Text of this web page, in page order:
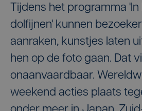
Tijdens het programma
dolfijnen' kunnen
aanraken, kunstjes laten
hen op de foto gaan. Dat
onaanvaardbaar.
weekend acties plaats